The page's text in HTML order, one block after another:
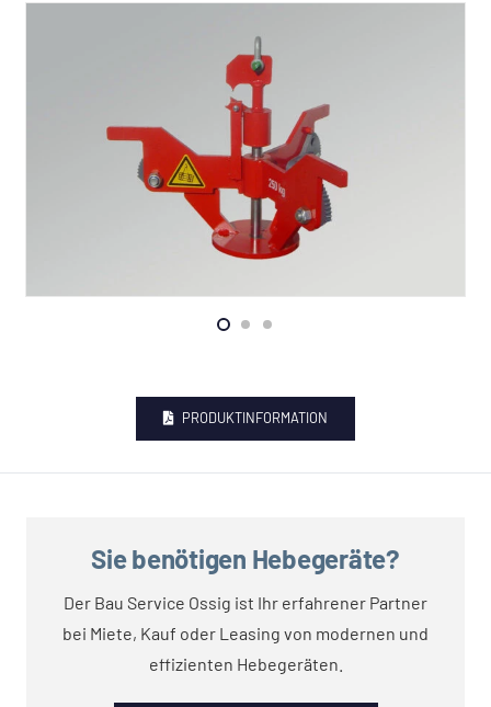
PRODUKTINFORMATION
Sie benötigen Hebegeräte?
Der Bau Service Ossig ist Ihr erfahrener Partner
bei Miete, Kauf oder Leasing von modernen und
effizienten Hebegeräten.